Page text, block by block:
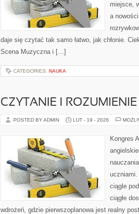
miejsce,
a
daje się czytać tak samo łatwo, jak chłonie.
Scena Muzyczna i […]
CATEGORIES: NAUKA
CZYTANIE I ROZUMIENIE
POSTED BY ADMIN LUT - 19 - 2026
Kongres
uczniami.
ciągle
ciągłe
wdrożeń, gdzie pierwszoplanowa jest realny